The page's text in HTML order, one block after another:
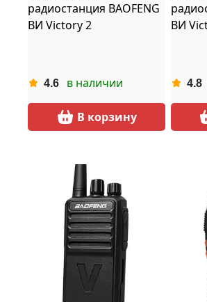
радиостанция BAOFENG
ВИ Victory 2
4.6 в наличии
В корзину
ВИ
4.8